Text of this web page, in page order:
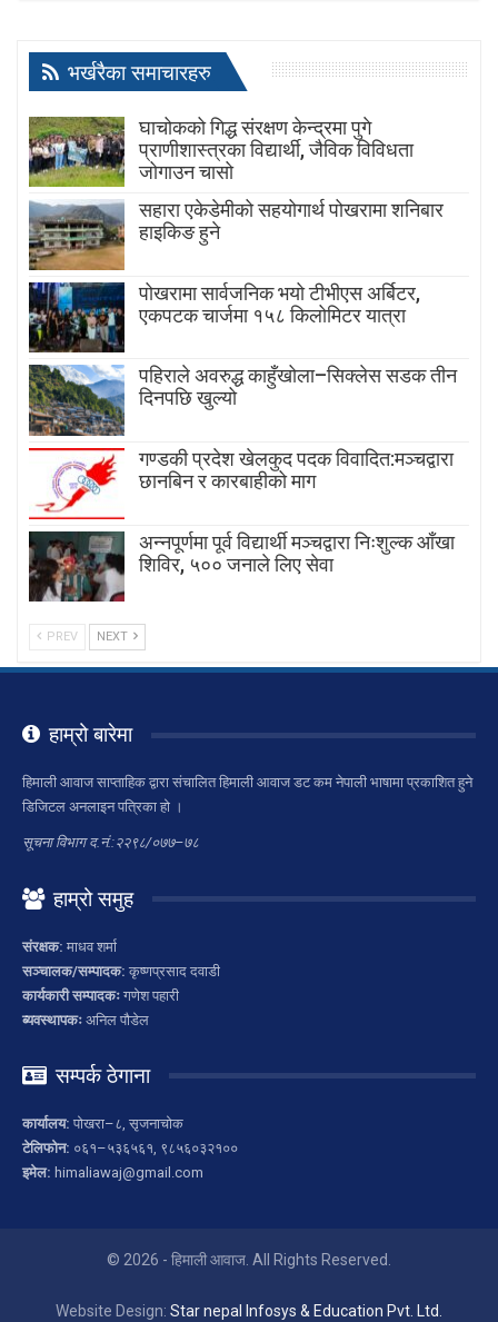
भर्खरैका समाचारहरु
घाचोकको गिद्ध संरक्षण केन्द्रमा पुगे
प्राणीशास्त्रका विद्यार्थी, जैविक विविधता
जोगाउन चासो
सहारा एकेडेमीको सहयोगार्थ पोखरामा शनिबार
हाइकिङ हुने
पोखरामा सार्वजनिक भयो टीभीएस अर्बिटर,
एकपटक चार्जमा १५८ किलोमिटर यात्रा
पहिराले अवरुद्ध काहुँखोला–सिक्लेस सडक तीन
दिनपछि खुल्यो
गण्डकी प्रदेश खेलकुद पदक विवादित:मञ्चद्वारा
छानबिन र कारबाहीको माग
अन्नपूर्णमा पूर्व विद्यार्थी मञ्चद्वारा निःशुल्क आँखा
शिविर, ५०० जनाले लिए सेवा
PREV NEXT
हाम्रो बारेमा
हिमाली आवाज साप्ताहिक द्वारा संचालित हिमाली आवाज डट कम नेपाली भाषामा प्रकाशित हुने
डिजिटल अनलाइन पत्रिका हो ।
सूचना विभाग द.नं.:२२९८/०७७–७८
हाम्रो समुह
संरक्षक: माधव शर्मा
सञ्चालक/सम्पादक: कृष्णप्रसाद दवाडी
कार्यकारी सम्पादकः गणेश पहारी
ब्यवस्थापकः अनिल पौडेल
सम्पर्क ठेगाना
कार्यालय: पोखरा–८, सृजनाचोक
टेलिफोन: ०६१–५३६५६१, ९८५६०३२१००
इमेल: himaliawaj@gmail.com
© 2026 - हिमाली आवाज. All Rights Reserved.
Website Design: Star nepal Infosys & Education Pvt. Ltd.